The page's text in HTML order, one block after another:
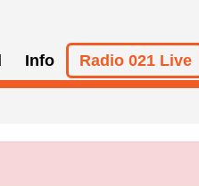
Info Radio 021 Live